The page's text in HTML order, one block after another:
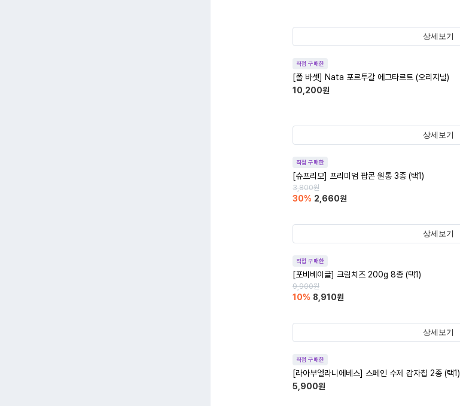
상세보기
직접 구매한
[폴 바셋] Nata 포르투갈 에그타르트 (오리지널)
10,200원
상세보기
직접 구매한
[슈프리모] 프리미엄 팝콘 원통 3종 (택1)
3,800원
30% 2,660원
상세보기
직접 구매한
[포비베이글] 크림치즈 200g 8종 (택1)
9,900원
10% 8,910원
상세보기
직접 구매한
[라아부엘라니에베스] 스페인 수제 감자칩 2종 (택1)
5,900원